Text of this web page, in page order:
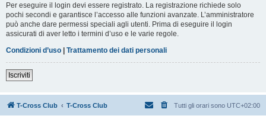
Per eseguire il login devi essere registrato. La registrazione richiede solo
pochi secondi e garantisce l’accesso alle funzioni avanzate. L’amministratore
può anche dare permessi speciali agli utenti. Prima di eseguire il login
assicurati di aver letto i termini d’uso e le varie regole.
Condizioni d’uso | Trattamento dei dati personali
Iscriviti
T-Cross Club T-Cross Club Tutti gli orari sono UTC+02:00